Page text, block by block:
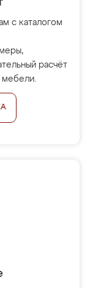
с каталогом
расчёт
мебели.